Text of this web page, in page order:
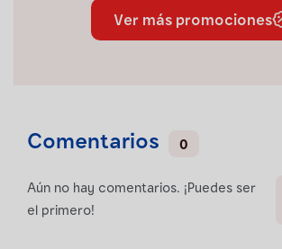
Ver más promociones
Comentarios 0
Aún no hay comentarios. ¡Puedes ser
el primero!